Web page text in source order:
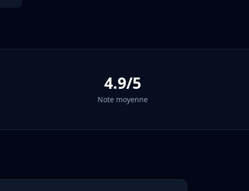
4.9/5
Note moyenne